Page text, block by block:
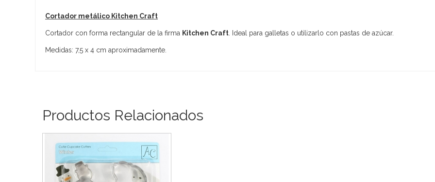
Cortador metálico Kitchen Craft
Cortador con forma rectangular de la firma Kitchen Craft . Ideal para galletas o utilizarlo con pastas de azúcar.
Medidas: 7,5 x 4 cm aproximadamente.
Productos Relacionados